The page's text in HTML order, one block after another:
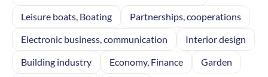
Leisure boats, Boating
Partnerships, cooperations
Electronic business, communication
Interior design
Building industry
Economy, Finance
Garden